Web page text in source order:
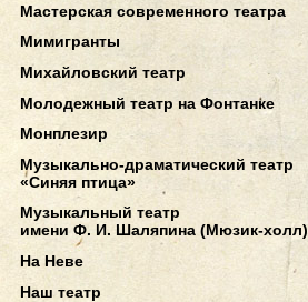
Мастерская современного театра
Мимигранты
Михайловский театр
Молодежный театр на Фонтанке
Монплезир
Музыкально-драматический театр
«Синяя птица»
Музыкальный театр
имени Ф. И. Шаляпина (Мюзик-холл)
На Неве
Наш театр